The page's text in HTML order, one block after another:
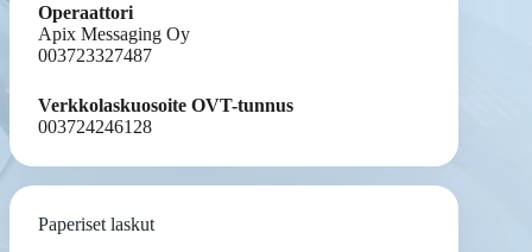
Operaattori
Apix Messaging Oy
003723327487
Verkkolaskuosoite OVT-tunnus
003724246128
Paperiset laskut